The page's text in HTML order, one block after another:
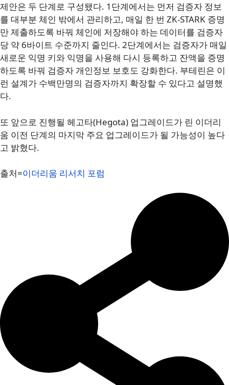
제안은 두 단계로 구성됐다. 1단계에서는 먼저 검증자 정보
를 대부분 체인 밖에서 관리하고, 매일 한 번 ZK-STARK 증명
만 제출하도록 바꿔 체인에 저장해야 하는 데이터를 검증자
당 약 6바이트 수준까지 줄인다. 2단계에서는 검증자가 매일
새로운 익명 키와 익명을 사용해 다시 등록하고 잔액을 증명
하도록 바꿔 검증자 개인정보 보호도 강화한다. 부테린은 이
런 설계가 수백만명의 검증자까지 확장할 수 있다고 설명했
다.
또 앞으로 진행될 헤고타(Hegota) 업그레이드가 린 이더리
움 이전 단계의 마지막 주요 업그레이드가 될 가능성이 높다
고 밝혔다.
출처=이더리움 리서치 포럼